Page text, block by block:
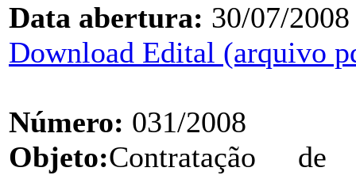
Data abertura: 30/07/2008
Download Edital (arquivo
Número: 031/2008
Objeto:Contratação de